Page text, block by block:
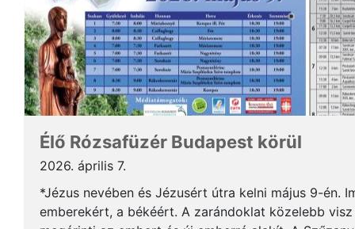
Élő Rózsafüzér Budapest körül
2026. április 7.
*Jézus nevében és Jézusért útra kelni május 9-én.
emberekért, a békéért. A zarándoklat közelebb